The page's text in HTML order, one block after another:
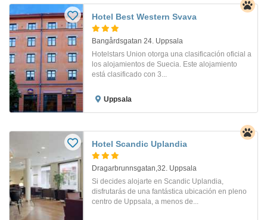
Hotel Best Western Svava
Bangårdsgatan 24. Uppsala
Hotelstars Union otorga una clasificación oficial a
los alojamientos de Suecia. Este alojamiento
está clasificado con 3...
Uppsala
Hotel Scandic Uplandia
Dragarbrunnsgatan,32. Uppsala
Si decides alojarte en Scandic Uplandia,
disfrutarás de una fantástica ubicación en pleno
centro de Uppsala, a menos de...